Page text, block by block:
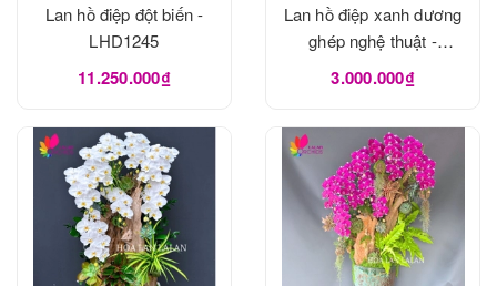
Lan hồ điệp đột biến -
LHD1245
11.250.000₫
Lan hồ điệp xanh dương
ghép nghệ thuật -
LHD1240
3.000.000₫